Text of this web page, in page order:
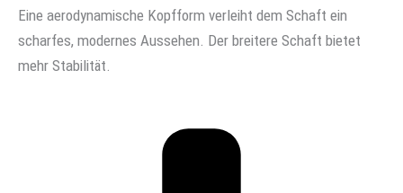
Eine aerodynamische Kopfform verleiht dem Schaft ein
scharfes, modernes Aussehen. Der breitere Schaft bietet
mehr Stabilität.